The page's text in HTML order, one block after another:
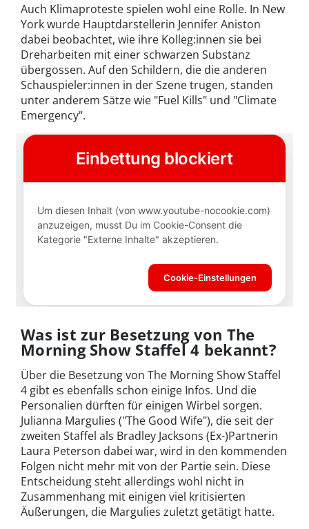
Auch Klimaproteste spielen wohl eine Rolle. In New
York wurde Hauptdarstellerin Jennifer Aniston
dabei beobachtet, wie ihre Kolleg:innen sie bei
Dreharbeiten mit einer schwarzen Substanz
übergossen. Auf den Schildern, die die anderen
Schauspieler:innen in der Szene trugen, standen
unter anderem Sätze wie "Fuel Kills" und "Climate
Emergency".
Was ist zur Besetzung von The
Morning Show Staffel 4 bekannt?
Über die Besetzung von The Morning Show Staffel
4 gibt es ebenfalls schon einige Infos. Und die
Personalien dürften für einigen Wirbel sorgen.
Julianna Margulies ("The Good Wife"), die seit der
zweiten Staffel als Bradley Jacksons (Ex-)Partnerin
Laura Peterson dabei war, wird in den kommenden
Folgen nicht mehr mit von der Partie sein. Diese
Entscheidung steht allerdings wohl nicht in
Zusammenhang mit einigen viel kritisierten
Äußerungen, die Margulies zuletzt getätigt hatte.